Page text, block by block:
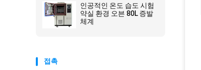
인공적인 온도 습도 시험
약실 환경 오븐 80L 증발
체계
접촉